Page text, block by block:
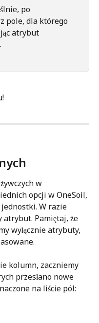
po
pole, dla którego
atrybut
w
opcji w OneSoil,
W razie
atrybut. Pamiętaj, że
wyłącznie atrybuty,
kolumn, zaczniemy
przesłano nowe
na liście pól: